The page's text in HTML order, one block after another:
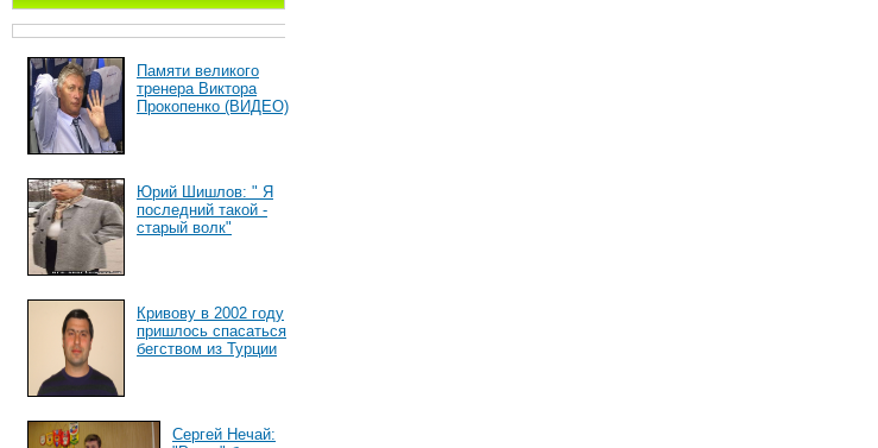
Памяти великого
тренера Виктора
Прокопенко (ВИДЕО)
Юрий Шишлов: " Я
последний такой -
старый волк"
Кривову в 2002 году
пришлось спасаться
бегством из Турции
Сергей Нечай: